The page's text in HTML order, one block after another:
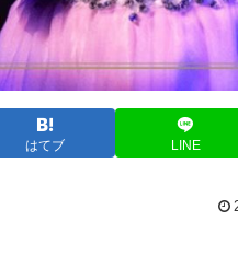
はてブ LINE